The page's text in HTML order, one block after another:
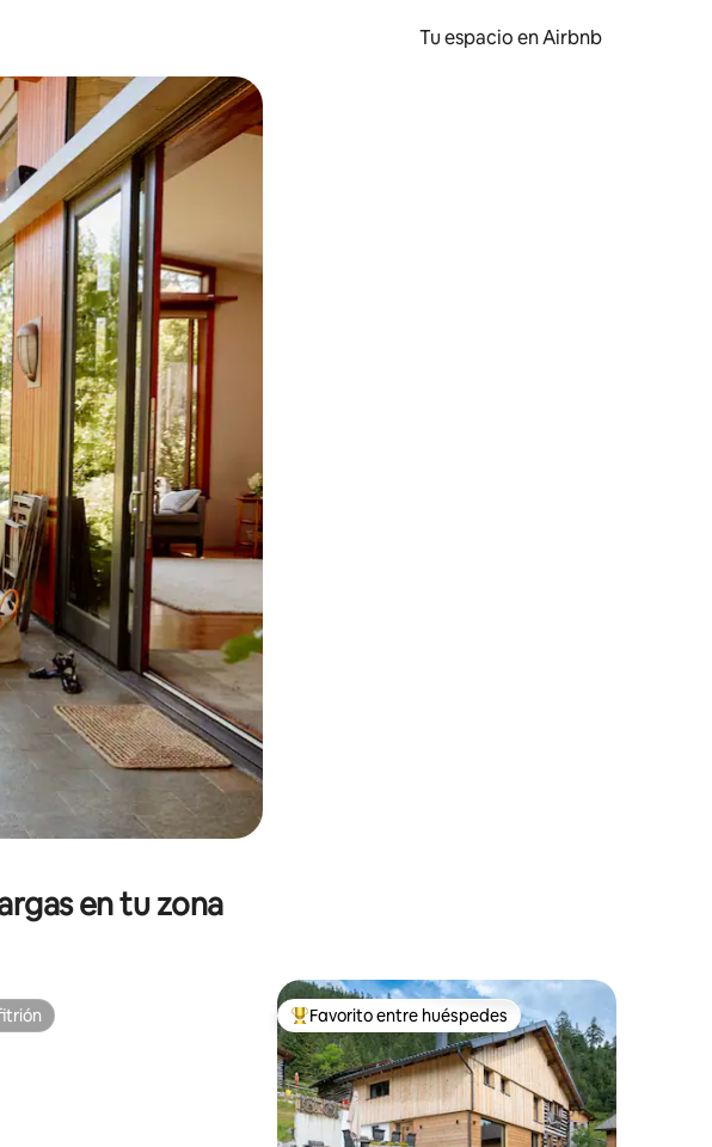
Tu espacio en Airbnb
y hacia abajo, o bien tocando y deslizando la pantalla.
en tu zona
De los mejores en Favorito entre huéspedes
Favorito entre huéspedes